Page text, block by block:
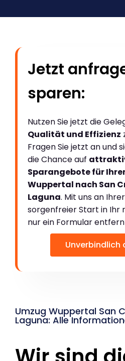
Jetzt
sparen:
Nutzen Sie jetzt die
Qualität und Effizienz
Fragen Sie jetzt an und
die Chance auf
Sparangebote für
Wuppertal nach San
Laguna. Mit uns an
sorgenfreier Start in Ihr
nur ein Formular
Unverbindlich
Umzug Wuppertal San
Laguna: Alle